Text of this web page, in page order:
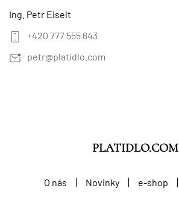
Ing. Petr Eiselt
+420 777 555 643
petr@platidlo.com
PLATIDLO.COM
O nás Novinky e-shop